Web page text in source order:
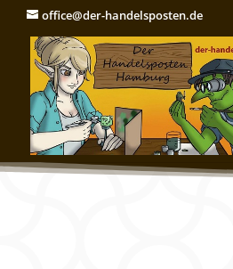
office@der-handelsposten.de